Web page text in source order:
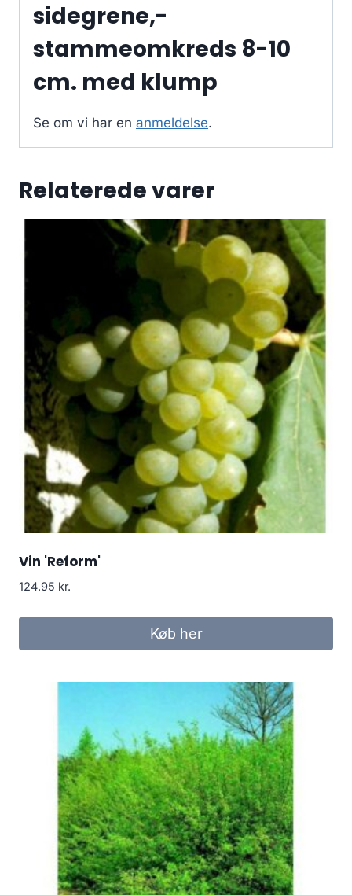
sidegrene,-
stammeomkreds 8-10
cm. med klump
Se om vi har en anmeldelse.
Relaterede varer
Vin 'Reform'
124.95 kr.
Køb her